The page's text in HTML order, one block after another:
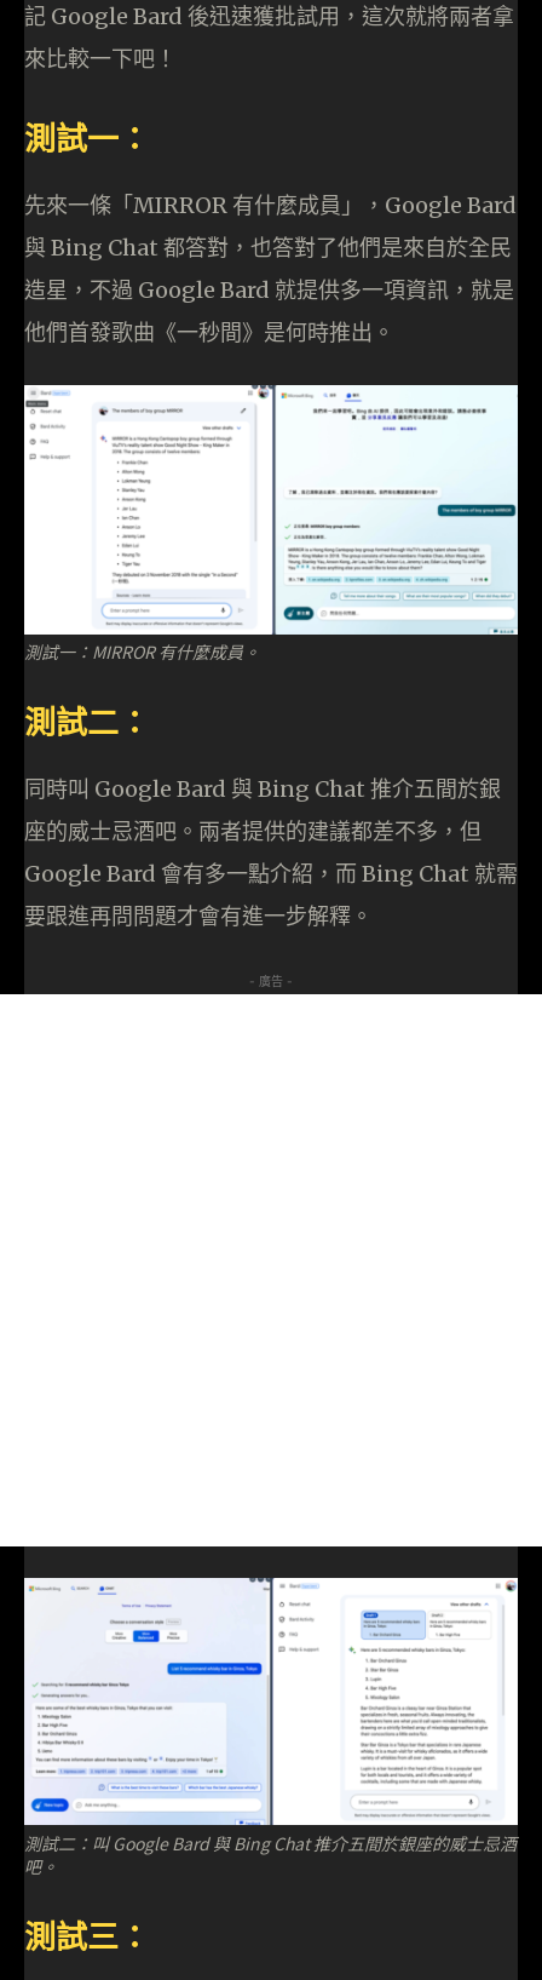
記 Google Bard 後迅速獲批試用，這次就將兩者拿
來比較一下吧！
測試一：
先來一條「MIRROR 有什麼成員」，Google Bard
與 Bing Chat 都答對，也答對了他們是來自於全民
造星，不過 Google Bard 就提供多一項資訊，就是
他們首發歌曲《一秒間》是何時推出。
測試一：MIRROR 有什麼成員。
測試二：
同時叫 Google Bard 與 Bing Chat 推介五間於銀
座的威士忌酒吧。兩者提供的建議都差不多，但
Google Bard 會有多一點介紹，而 Bing Chat 就需
要跟進再問問題才會有進一步解釋。
- 廣告 -
測試二：叫 Google Bard 與 Bing Chat 推介五間於銀座的威士忌酒
吧。
測試三：